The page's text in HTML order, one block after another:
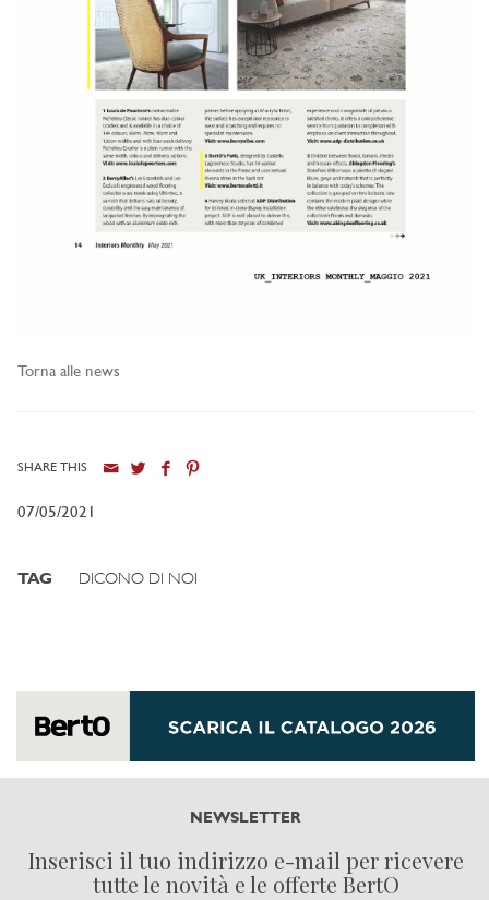
Torna alle news
SHARE THIS
07/05/2021
TAG DICONO DI NOI
NEWSLETTER
Inserisci il tuo indirizzo e-mail per ricevere
tutte le novità e le offerte BertO